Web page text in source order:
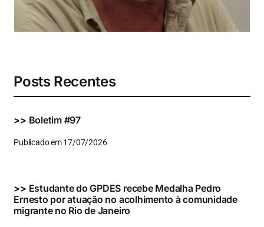
Posts Recentes
>> Boletim #97
Publicado em 17/07/2026
>> Estudante do GPDES recebe Medalha Pedro
Ernesto por atuação no acolhimento à comunidade
migrante no Rio de Janeiro